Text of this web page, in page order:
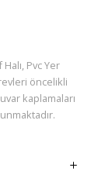
Pvc Yer
öncelikli
kaplamaları